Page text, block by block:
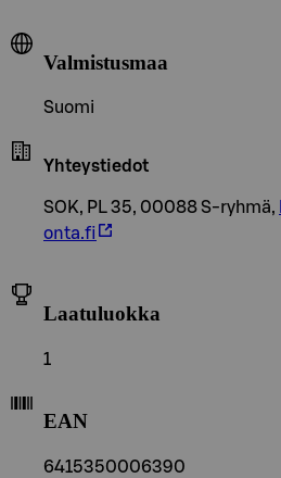
Valmistusmaa
Suomi
Yhteystiedot
SOK, PL 35, 00088 S-ryhmä,
onta.fi
Laatuluokka
1
EAN
6415350006390